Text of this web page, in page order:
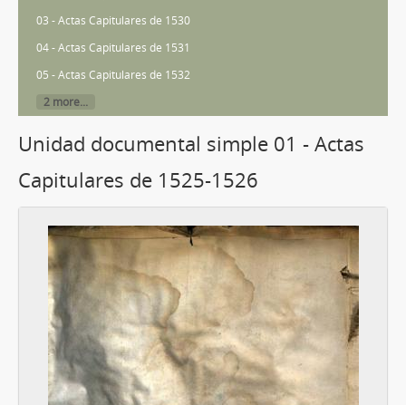
03 - Actas Capitulares de 1530
04 - Actas Capitulares de 1531
05 - Actas Capitulares de 1532
2 more...
Unidad documental simple 01 - Actas
Capitulares de 1525-1526